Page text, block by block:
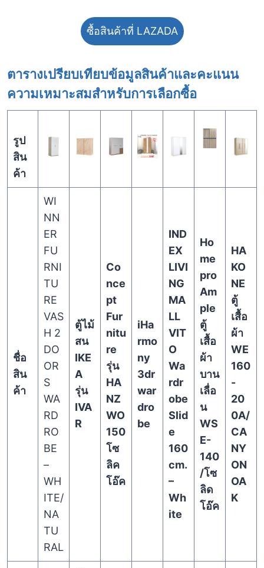
ซื้อสินค้าที่ LAZADA
ตารางเปรียบเทียบข้อมูลสินค้าและคะแนน
ความเหมาะสมสำหรับการเลือกซื้อ
รูป
สิน
ค้า
ชื่อ
สิน
ค้า
WI
NN
ER
FU
RNI
TU
RE
VAS
H 2
DO
OR
S
WA
RD
RO
BE
–
WH
ITE/
NA
TU
RAL
ตู้ไม้
สน
IKE
A
รุ่น
IVA
R
Co
nce
pt
Fur
nitu
re
รุ่น
HA
NZ
WO
150
โซ
ลิค
โอ๊ค
iHa
rmo
ny
3dr
war
dro
be
IND
EX
LIVI
NG
MA
LL
VIT
O
Wa
rdr
obe
Slid
e
160
cm.
–
Wh
ite
Ho
me
pro
Am
ple
ตู้
เสื้อ
ผ้า
บาน
เลื่อ
น
WS
E-
140
/โซ
ลิด
โอ๊ค
HA
KO
NE
ตู้
เสื้อ
ผ้า
WE
160
-
20
0A/
CA
NY
ON
OA
K